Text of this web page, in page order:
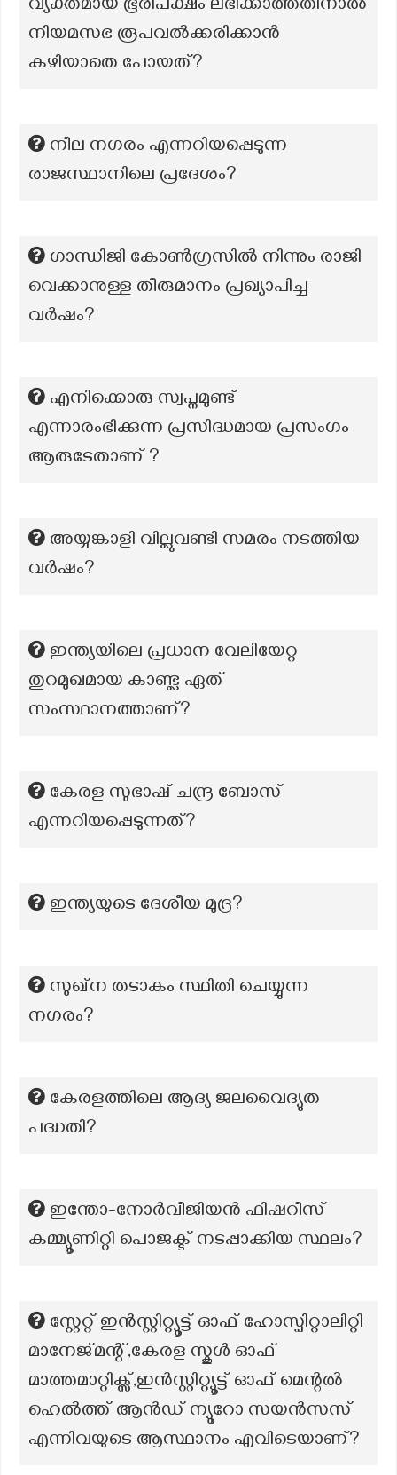
വ്യക്തമായ ഭൂരിപക്ഷം ലഭിക്കാത്തതിനാൽ
നിയമസഭ രൂപവൽക്കരിക്കാൻ
കഴിയാതെ പോയത്?
നീല നഗരം എന്നറിയപ്പെടുന്ന
രാജസ്ഥാനിലെ പ്രദേശം?
ഗാന്ധിജി കോൺഗ്രസിൽ നിന്നും രാജി
വെക്കാനുള്ള തീരുമാനം പ്രഖ്യാപിച്ച
വർഷം?
എനിക്കൊരു സ്വപ്നമുണ്ട്
എന്നാരംഭിക്കുന്ന പ്രസിദ്ധമായ പ്രസംഗം
ആരുടേതാണ് ?
അയ്യങ്കാളി വില്ലുവണ്ടി സമരം നടത്തിയ
വർഷം?
ഇന്ത്യയിലെ പ്രധാന വേലിയേറ്റ
തുറമുഖമായ കാണ്ട്ല ഏത്
സംസ്ഥാനത്താണ്?
കേരള സുഭാഷ്‌ ചന്ദ്ര ബോസ്
എന്നറിയപ്പെടുന്നത്?
ഇന്ത്യയുടെ ദേശീയ മുദ്ര?
സുഖ്ന തടാകം സ്ഥിതി ചെയ്യുന്ന
നഗരം?
കേരളത്തിലെ ആദ്യ ജലവൈദ്യുത
പദ്ധതി?
ഇന്തോ-നോർവീജിയൻ ഫിഷറീസ്
കമ്മ്യൂണിറ്റി പൊജക്ട് നടപ്പാക്കിയ സ്ഥലം?
സ്റ്റേറ്റ് ഇൻസ്റ്റിറ്റ്യൂട്ട് ഓഫ് ഹോസ്പിറ്റാലിറ്റി
മാനേജ്‌മന്റ്,കേരള സ്കൂൾ ഓഫ്
മാത്തമാറ്റിക്സ്,ഇൻസ്റ്റിറ്റ്യൂട്ട് ഓഫ് മെന്റൽ
ഹെൽത്ത് ആൻഡ് ന്യൂറോ സയൻസസ്
എന്നിവയുടെ ആസ്ഥാനം എവിടെയാണ്?